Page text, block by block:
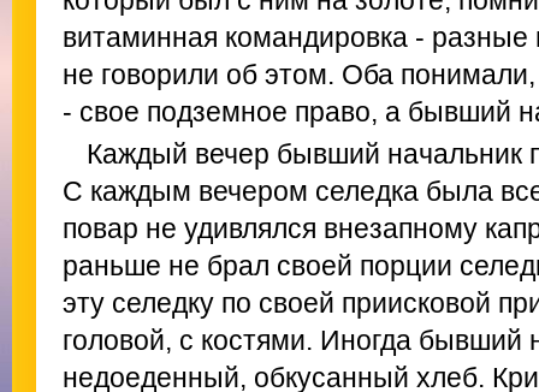
витаминная командировка - разные
не говорили об этом. Оба
- свое подземное право, а бывший
Каждый вечер бывший начальник
С каждым вечером селедка была
повар не удивлялся внезапному
раньше не брал своей порции
эту селедку по своей приисковой
головой, с костями. Иногда бывший
недоеденный, обкусанный хлеб.